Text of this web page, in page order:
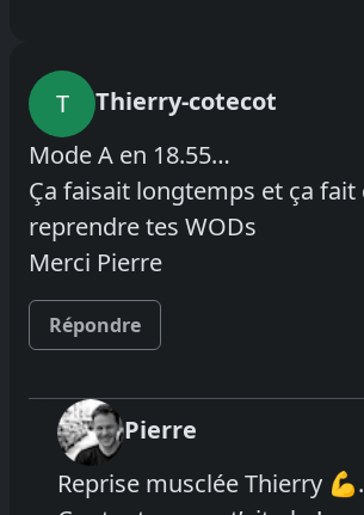
T
Thierry-cotecot
Mode A en 18.55…
Ça faisait longtemps et ça fait
reprendre tes WODs
Merci Pierre
Répondre
Pierre
Reprise musclée Thierry 💪.